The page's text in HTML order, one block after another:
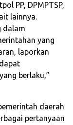
PP, DPMPTSP,
lainnya.
dalam
yang
laporkan
berlaku,”
daerah
pertanyaan